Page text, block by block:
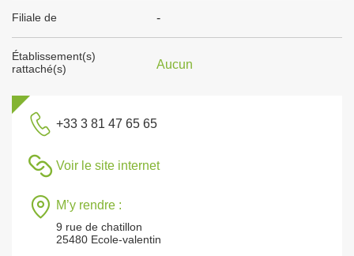
Filiale de -
Établissement(s)
rattaché(s)
Aucun
+33 3 81 47 65 65
Voir le site internet
M’y rendre :
9 rue de chatillon
25480 Ecole-valentin